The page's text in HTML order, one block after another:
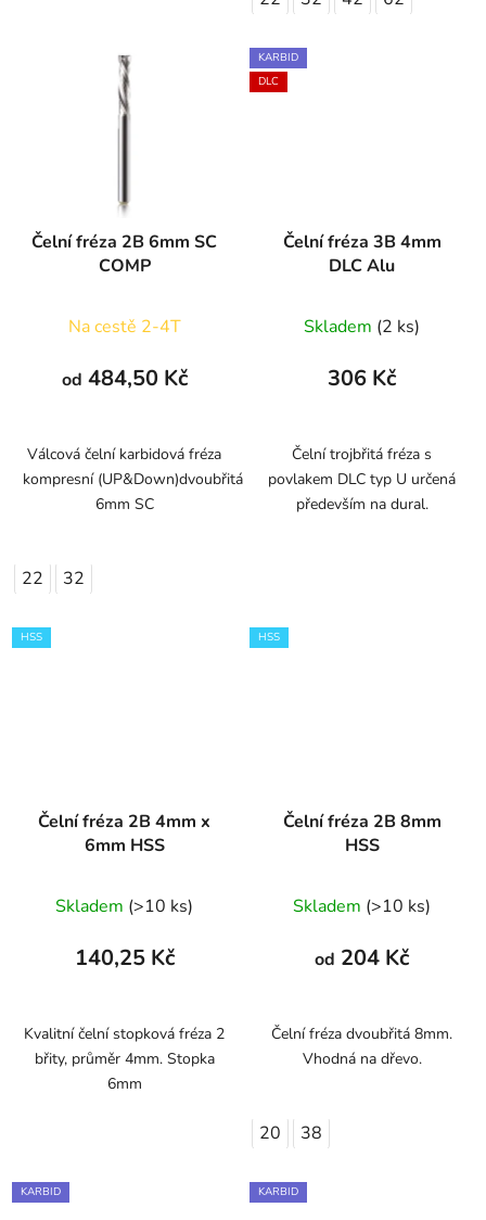
Čelní fréza 2B 6mm SC
COMP
Na cestě 2-4T
od 484,50 Kč
Válcová čelní karbidová fréza
kompresní (UP&Down)dvoubřitá
6mm SC
22 32
KARBID
DLC
Čelní fréza 3B 4mm
DLC Alu
Skladem (2 ks)
306 Kč
Čelní trojbřitá fréza s
povlakem DLC typ U určená
především na dural.
HSS
Čelní fréza 2B 4mm x
6mm HSS
Skladem (>10 ks)
140,25 Kč
Kvalitní čelní stopková fréza 2
břity, průměr 4mm. Stopka
6mm
HSS
Čelní fréza 2B 8mm
HSS
hodnocení
produktu
z
5
Skladem (>10 ks)
od 204 Kč
Čelní fréza dvoubřitá 8mm.
Vhodná na dřevo.
20 38
KARBID KARBID